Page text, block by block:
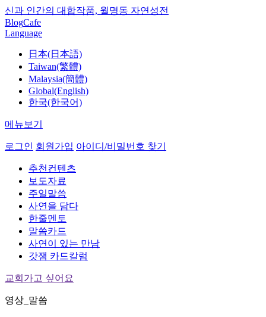
신과 인간의 대합작품, 월명동 자연성전
BlogCafe
Language
日本(日本語)
Taiwan(繁體)
Malaysia(簡體)
Global(English)
한국(한국어)
메뉴보기
로그인 회원가입 아이디/비밀번호 찾기
추천컨텐츠
보도자료
주일말씀
사연을 담다
한줄멘토
말씀카드
사연이 있는 만남
갓잼 카드칼럼
교회가고 싶어요
영상_말씀